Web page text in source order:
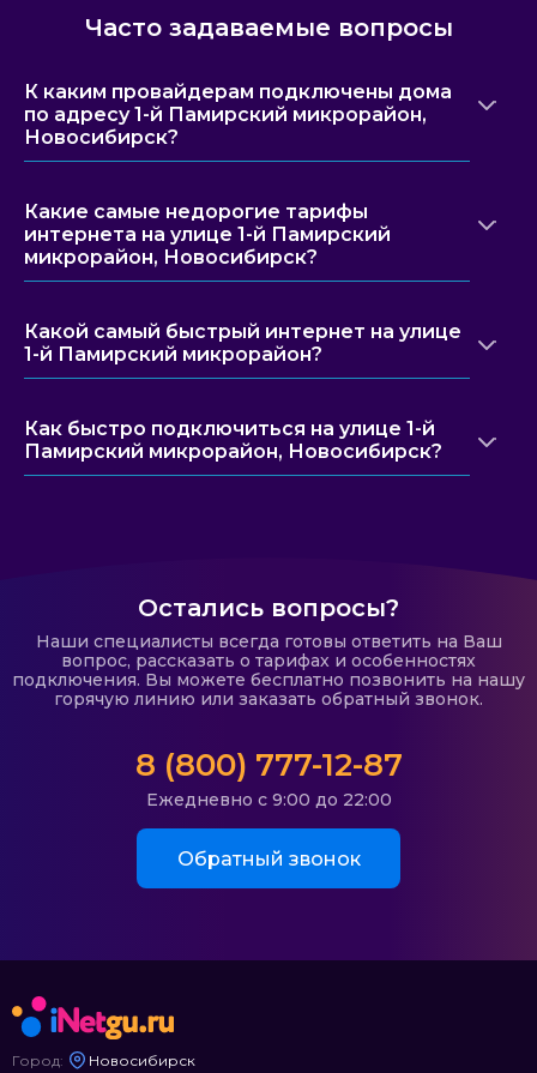
Часто задаваемые вопросы
К каким провайдерам подключены дома
по адресу 1-й Памирский микрорайон,
Новосибирск?
Какие самые недорогие тарифы
интернета на улице 1-й Памирский
микрорайон, Новосибирск?
Какой самый быстрый интернет на улице
1-й Памирский микрорайон?
Как быстро подключиться на улице 1-й
Памирский микрорайон, Новосибирск?
Остались вопросы?
Наши специалисты всегда готовы ответить на Ваш
вопрос, рассказать о тарифах и особенностях
подключения. Вы можете бесплатно позвонить на нашу
горячую линию или заказать обратный звонок.
8 (800) 777-12-87
Ежедневно с 9:00 до 22:00
Обратный звонок
Город: Новосибирск